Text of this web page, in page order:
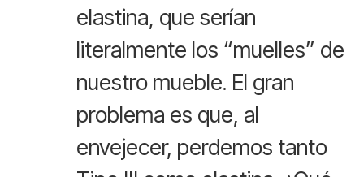
elastina, que serían
literalmente los “muelles” de
nuestro mueble. El gran
problema es que, al
envejecer, perdemos tanto